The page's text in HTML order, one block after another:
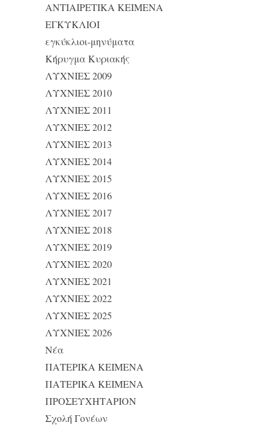
ΑΝΤΙΑΙΡΕΤΙΚΑ ΚΕΙΜΕΝΑ
ΕΓΚΥΚΛΙΟΙ
εγκύκλιοι-μηνύματα
Κήρυγμα Κυριακής
ΛΥΧΝΙΕΣ 2009
ΛΥΧΝΙΕΣ 2010
ΛΥΧΝΙΕΣ 2011
ΛΥΧΝΙΕΣ 2012
ΛΥΧΝΙΕΣ 2013
ΛΥΧΝΙΕΣ 2014
ΛΥΧΝΙΕΣ 2015
ΛΥΧΝΙΕΣ 2016
ΛΥΧΝΙΕΣ 2017
ΛΥΧΝΙΕΣ 2018
ΛΥΧΝΙΕΣ 2019
ΛΥΧΝΙΕΣ 2020
ΛΥΧΝΙΕΣ 2021
ΛΥΧΝΙΕΣ 2022
ΛΥΧΝΙΕΣ 2025
ΛΥΧΝΙΕΣ 2026
Νέα
ΠΑΤΕΡΙΚΑ ΚΕΙΜΕΝΑ
ΠΑΤΕΡΙΚΑ ΚΕΙΜΕΝΑ
ΠΡΟΣΕΥΧΗΤΑΡΙΟΝ
Σχολή Γονέων